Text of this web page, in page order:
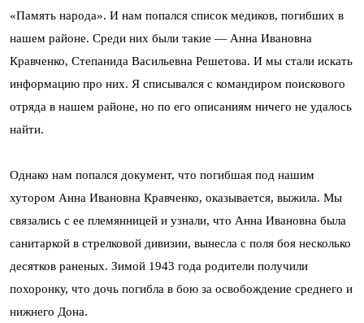
«Память народа». И нам попался список медиков, погибших в
нашем районе. Среди них были такие — Анна Ивановна
Кравченко, Степанида Васильевна Решетова. И мы стали искать
информацию про них. Я списывался с командиром поискового
отряда в нашем районе, но по его описаниям ничего не удалось
найти.
Однако нам попался документ, что погибшая под нашим
хутором Анна Ивановна Кравченко, оказывается, выжила. Мы
связались с ее племянницей и узнали, что Анна Ивановна была
санитаркой в стрелковой дивизии, вынесла с поля боя несколько
десятков раненых. Зимой 1943 года родители получили
похоронку, что дочь погибла в бою за освобождение среднего и
нижнего Дона.